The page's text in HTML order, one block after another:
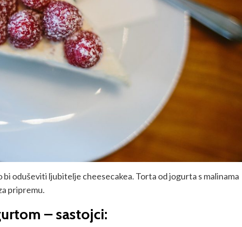
oduševiti ljubitelje cheesecakea. Torta od jogurta s malinama
pripremu.
– sastojci: